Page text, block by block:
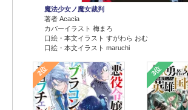
魔法少女ノ魔女裁判
著者 Acacia
カバーイラスト 梅まろ
口絵・本文イラスト すがわら おむ
口絵・本文イラスト maruchi
2位 3位